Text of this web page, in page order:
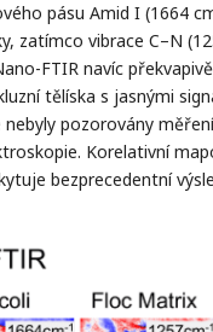
pásu Amid I (1664
zatímco vibrace C–N
FTIR navíc
tělíska s jasnými
nebyly pozorovány
Korelativní
bezprecedentní